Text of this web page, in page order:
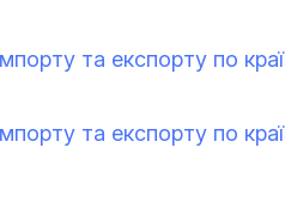
та експорту по
та експорту по